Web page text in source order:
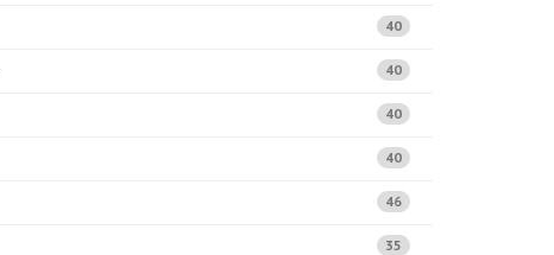
40
40
40
40
46
35